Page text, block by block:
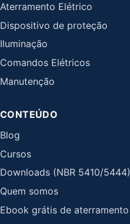
Aterramento Elétrico
Dispositivo de proteção
Iluminação
Comandos Elétricos
Manutenção
CONTEÚDO
Blog
Cursos
Downloads (NBR 5410/5444)
Quem somos
Ebook grátis de aterramento